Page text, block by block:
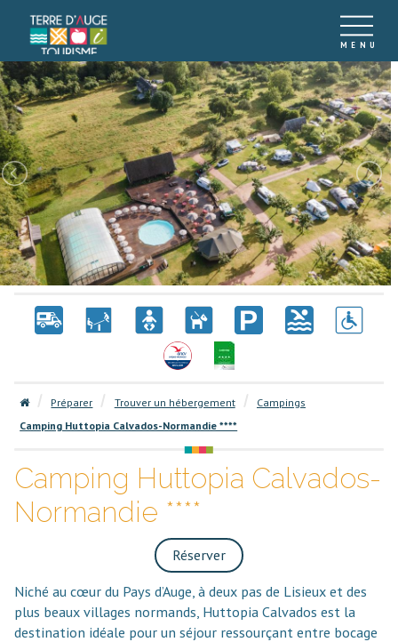
Préparer Trouver un hébergement
Campings
Camping Huttopia Calvados-Normandie ****
Camping Huttopia Calvados-
Normandie ****
Réserver
Niché au cœur du Pays d’Auge, à deux pas de Lisieux et des
plus beaux villages normands, Huttopia Calvados est la
destination idéale pour un séjour ressourçant entre bocage